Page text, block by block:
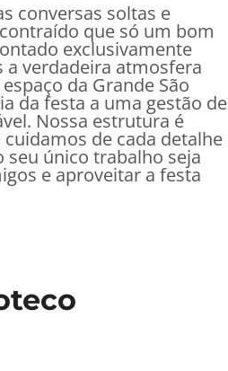
conversas soltas e
que só um bom
exclusivamente
a verdadeira atmosfera
da Grande São
da festa a uma gestão de
Nossa estrutura é
de cada detalhe
seu único trabalho seja
e aproveitar a festa